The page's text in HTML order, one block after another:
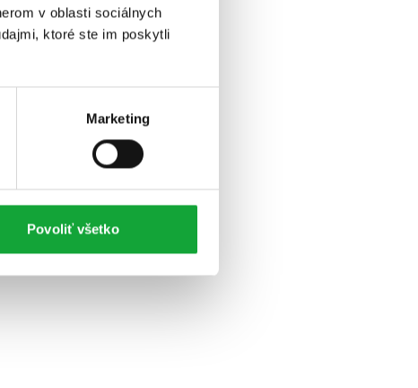
v oblasti sociálnych
ktoré ste im poskytli
Marketing
Povoliť všetko